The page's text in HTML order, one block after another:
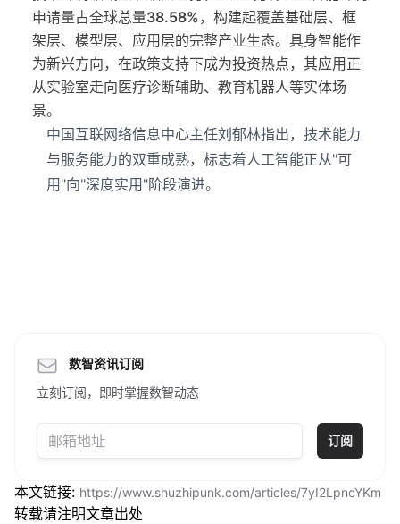
申请量占全球总量38.58%，构建起覆盖基础层、框
架层、模型层、应用层的完整产业生态。具身智能作
为新兴方向，在政策支持下成为投资热点，其应用正
从实验室走向医疗诊断辅助、教育机器人等实体场
景。
中国互联网络信息中心主任刘郁林指出，技术能力
与服务能力的双重成熟，标志着人工智能正从"可
用"向"深度实用"阶段演进。
数智资讯订阅
立刻订阅，即时掌握数智动态
订阅
本文链接: https://www.shuzhipunk.com/articles/7yI2LpncYKm
转载请注明文章出处